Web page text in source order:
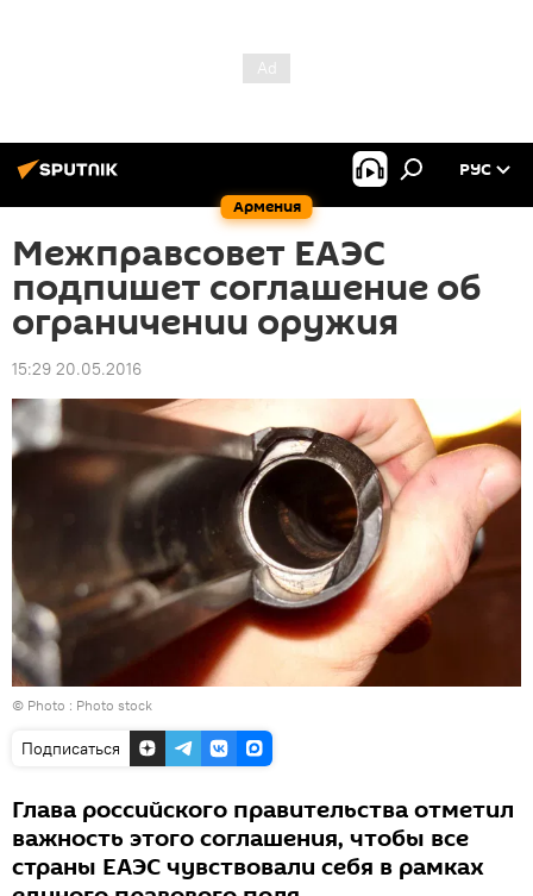
Армения
РУС
Межправсовет ЕАЭС
подпишет соглашение об
ограничении оружия
15:29 20.05.2016
© Photo : Photo stock
Подписаться
Глава российского правительства отметил
важность этого соглашения, чтобы все
страны ЕАЭС чувствовали себя в рамках